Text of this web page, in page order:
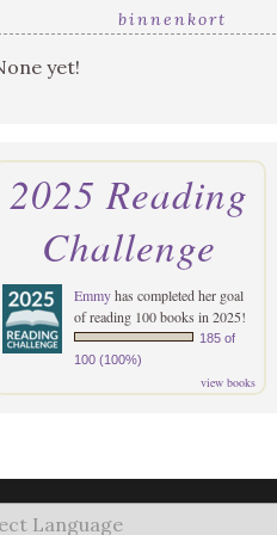
binnenkort
yet!
2025 Reading
Challenge
Emmyhas completed her goal
of reading 100 books in 2025!
185 of
100 (100%)
view books